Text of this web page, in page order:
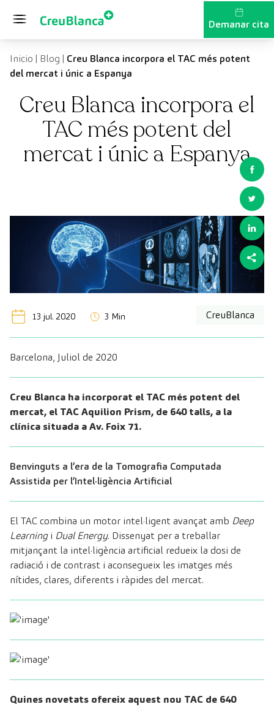
Demanar cita
Inicio | Blog | Creu Blanca incorpora el TAC més potent
del mercat i únic a Espanya
Creu Blanca incorpora el
TAC més potent del
mercat i únic a Espanya
13 jul. 2020 3 Min CreuBlanca
Barcelona, Juliol de 2020
Creu Blanca ha incorporat el TAC més potent del
mercat, el TAC Aquilion Prism, de 640 talls, a la
clínica situada a Av. Foix 71.
Benvinguts a l’era de la Tomografia Computada
Assistida per l’Intel·ligència Artificial
El TAC combina un motor intel·ligent avançat amb Deep
Learningi Dual Energy. Dissenyat per a treballar
mitjançant la intel·ligència artificial redueix la dosi de
radiació i de contrast i aconsegueix les imatges més
nítides, clares, diferents i ràpides del mercat.
Quines novetats ofereix aquest nou TAC de 640